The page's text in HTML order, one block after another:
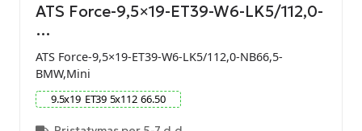
ATS Force-9,5×19-ET39-W6-LK5/112,0-
…
ATS Force-9,5×19-ET39-W6-LK5/112,0-NB66,5-
BMW,Mini
9.5x19 ET39 5x112 66.50